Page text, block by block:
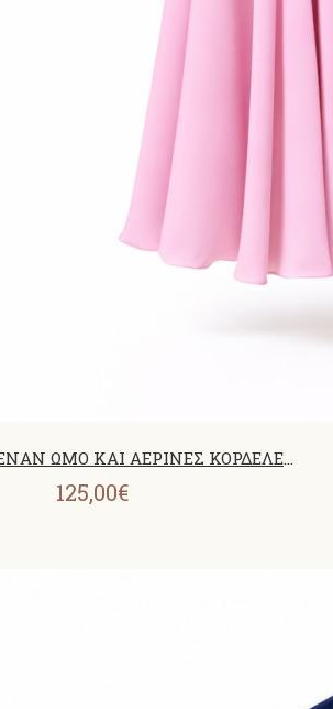
ΦΟΡΕΜΑ ΜΕ ΕΝΑΝ ΩΜΟ ΚΑΙ ΑΕΡΙΝΕΣ ΚΟΡΔΕΛΕΣ ΡΟΖ 26458
125,00€